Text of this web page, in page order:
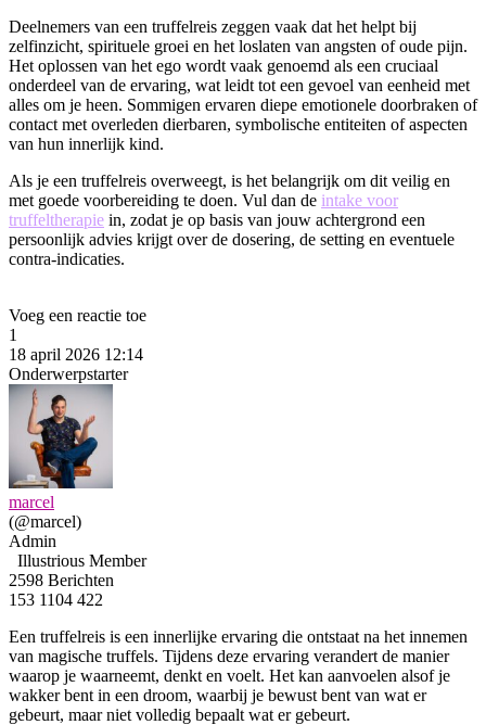
Deelnemers van een truffelreis zeggen vaak dat het helpt bij
zelfinzicht, spirituele groei en het loslaten van angsten of oude pijn.
Het oplossen van het ego wordt vaak genoemd als een cruciaal
onderdeel van de ervaring, wat leidt tot een gevoel van eenheid met
alles om je heen. Sommigen ervaren diepe emotionele doorbraken of
contact met overleden dierbaren, symbolische entiteiten of aspecten
van hun innerlijk kind.
Als je een truffelreis overweegt, is het belangrijk om dit veilig en
met goede voorbereiding te doen. Vul dan de intake voor
truffeltherapie in, zodat je op basis van jouw achtergrond een
persoonlijk advies krijgt over de dosering, de setting en eventuele
contra-indicaties.
Voeg een reactie toe
1
18 april 2026 12:14
Onderwerpstarter
marcel
(@marcel)
Admin
Illustrious Member
2598 Berichten
153 1104 422
Een truffelreis is een innerlijke ervaring die ontstaat na het innemen
van magische truffels. Tijdens deze ervaring verandert de manier
waarop je waarneemt, denkt en voelt. Het kan aanvoelen alsof je
wakker bent in een droom, waarbij je bewust bent van wat er
gebeurt, maar niet volledig bepaalt wat er gebeurt.